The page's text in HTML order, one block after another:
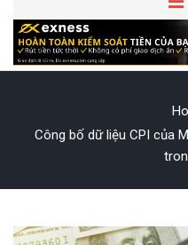
Công bố dữ liệu CPI của